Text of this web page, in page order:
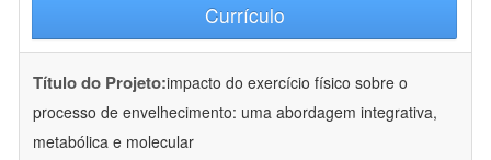
Currículo
Título do Projeto:impacto do exercício físico sobre o
processo de envelhecimento: uma abordagem integrativa,
metabólica e molecular